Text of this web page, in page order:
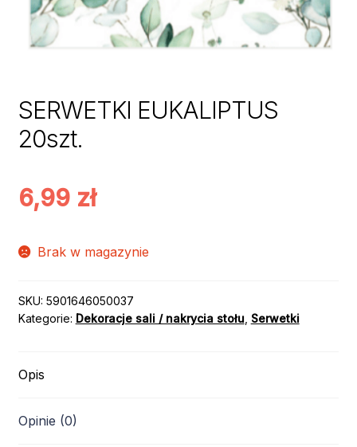
SERWETKI EUKALIPTUS
20szt.
6,99 zł
Brak w magazynie
SKU: 5901646050037
Kategorie: Dekoracje sali / nakrycia stołu, Serwetki
Opis
Opinie (0)